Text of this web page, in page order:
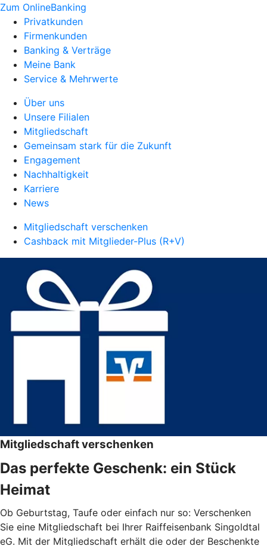
Zum OnlineBanking
Privatkunden
Firmenkunden
Banking & Verträge
Meine Bank
Service & Mehrwerte
Über uns
Unsere Filialen
Mitgliedschaft
Gemeinsam stark für die Zukunft
Engagement
Nachhaltigkeit
Karriere
News
Mitgliedschaft verschenken
Cashback mit Mitglieder-Plus (R+V)
Mitgliedschaft verschenken
Das perfekte Geschenk: ein Stück
Heimat
Ob Geburtstag, Taufe oder einfach nur so: Verschenken
Sie eine Mitgliedschaft bei Ihrer Raiffeisenbank Singoldtal
eG. Mit der Mitgliedschaft erhält die oder der Beschenkte